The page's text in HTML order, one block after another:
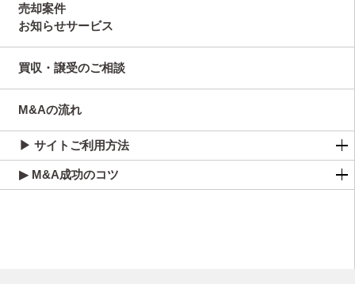
売却案件
お知らせサービス
買収・譲受のご相談
M&Aの流れ
▶ サイトご利用方法
▶ M&A成功のコツ